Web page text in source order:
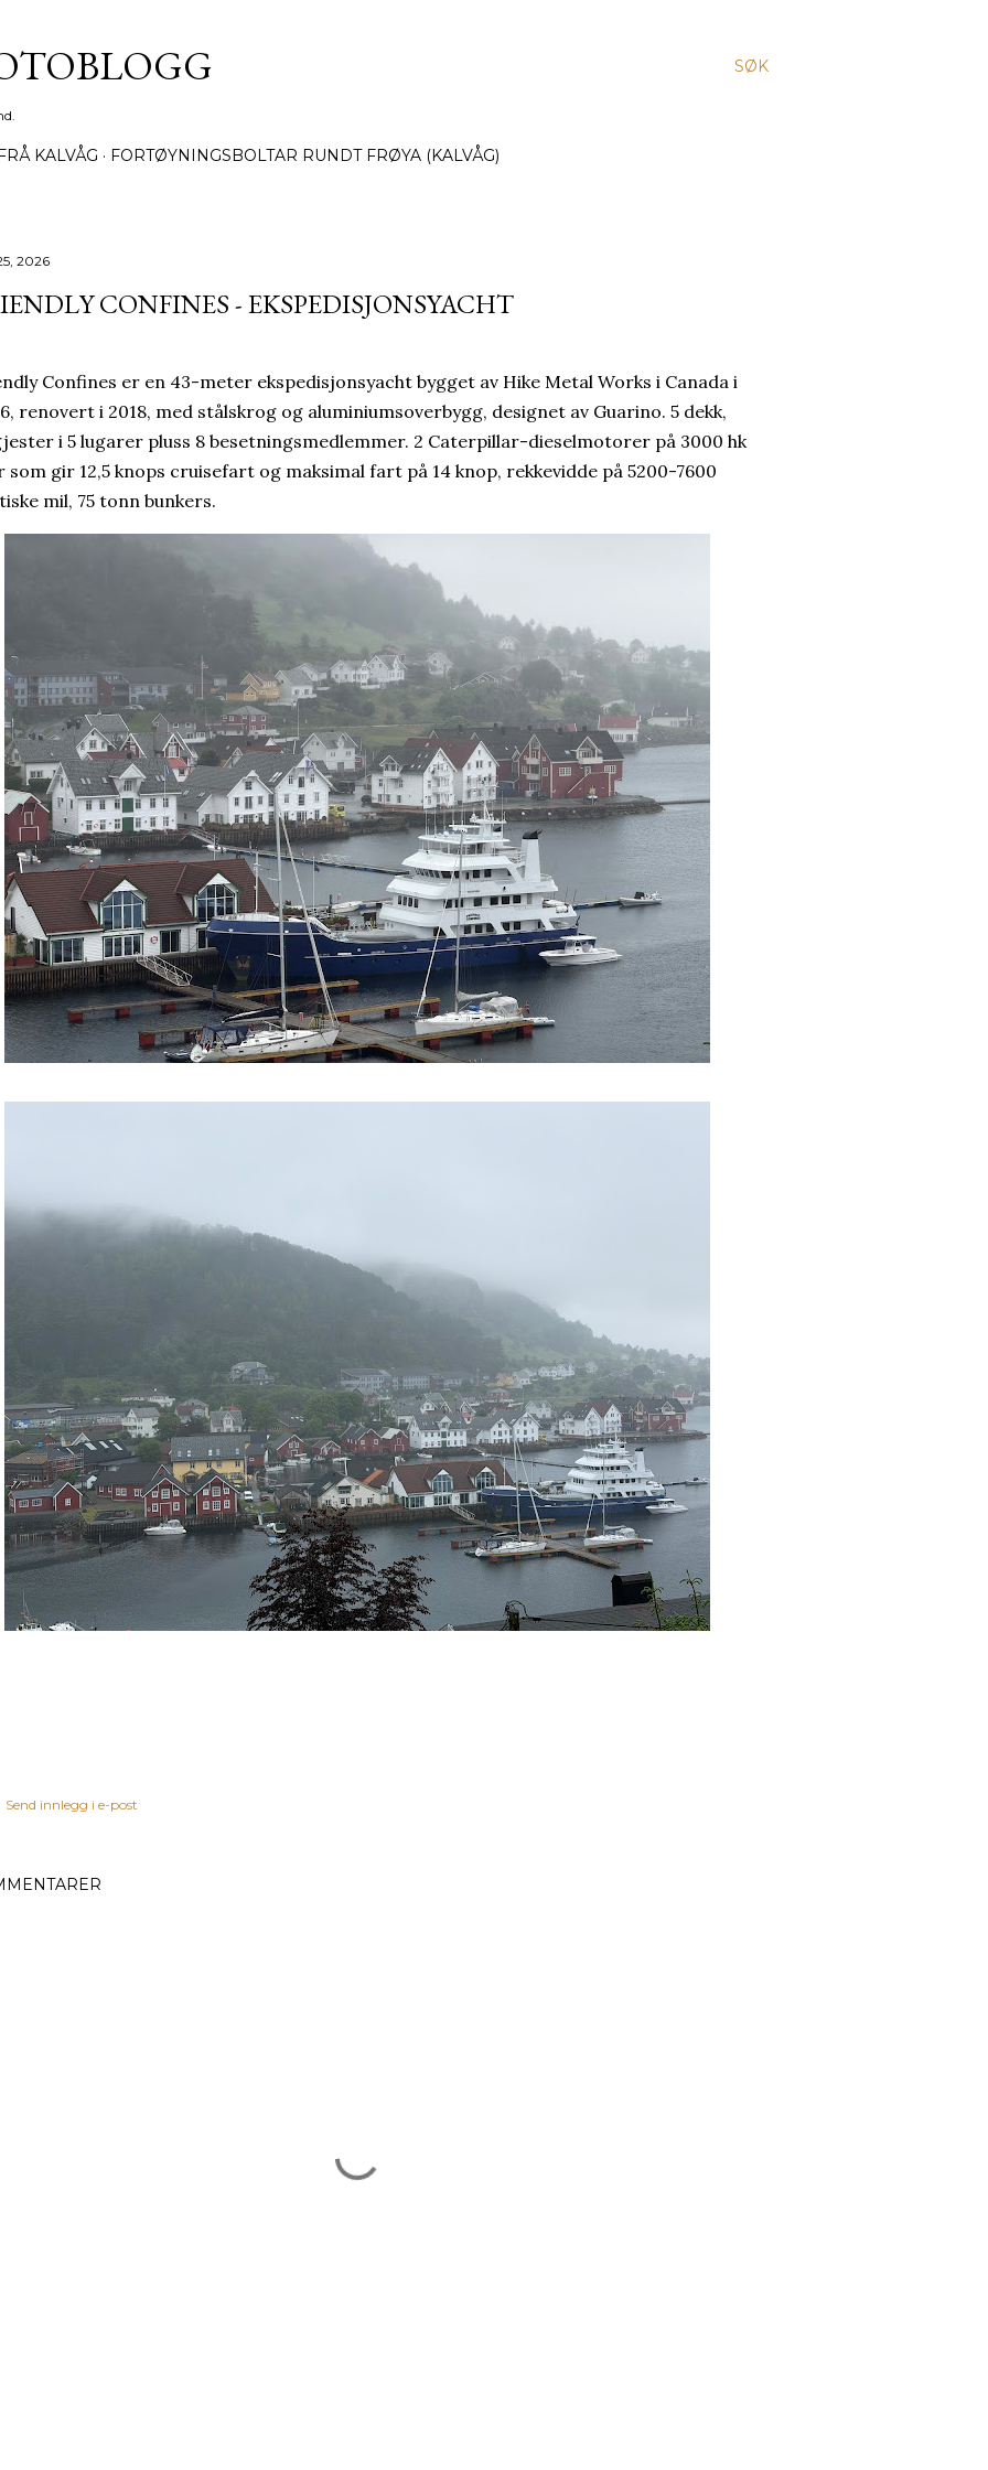
SØK
KALVÅG FORTØYNINGSBOLTAR RUNDT FRØYA (KALVÅG)
2026
CONFINES - EKSPEDISJONSYACHT
Confines er en 43-meter ekspedisjonsyacht bygget av Hike Metal Works i Canada i
renovert i 2018, med stålskrog og aluminiumsoverbygg, designet av Guarino. 5 dekk,
i 5 lugarer pluss 8 besetningsmedlemmer. 2 Caterpillar-dieselmotorer på 3000 hk
som gir 12,5 knops cruisefart og maksimal fart på 14 knop, rekkevidde på 5200-7600
mil, 75 tonn bunkers.
Send innlegg i e-post